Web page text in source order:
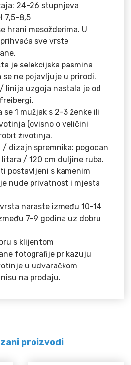
24-26 stupnjeva
7,5-8,5
hrani mesožderima. U
sve vrste
je selekcijska pasmina
se ne pojavljuje u prirodi.
linija uzgoja nastala je od
se 1 mužjak s 2-3 ženke ili
(ovisno o veličini
životinja.
/ dizajn spremnika: pogodan
litara / 120 cm duljine ruba.
postavljeni s kamenim
nude privatnost i mjesta
naraste između 10-14
7-9 godina uz dobru
s klijentom
fotografije prikazuju
u udvaračkom
na prodaju.
proizvodi